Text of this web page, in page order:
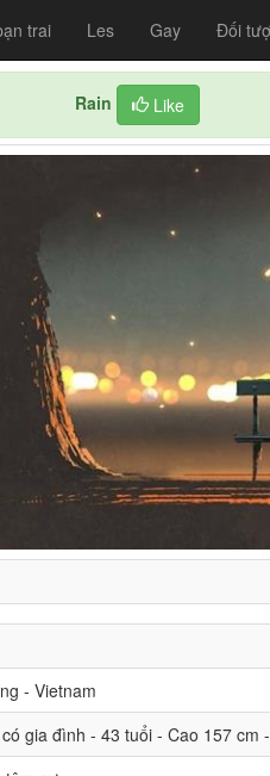
trai Les Gay Đối
Rain Like
- Vietnam
gia đình - 43 tuổi - Cao 157 cm